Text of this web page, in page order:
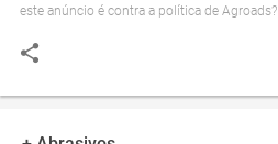
este anúncio é contra a política de Agroads?